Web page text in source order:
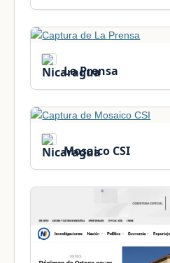
La Prensa
Mosaico CSI